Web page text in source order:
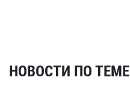
НОВОСТИ ПО ТЕМЕ